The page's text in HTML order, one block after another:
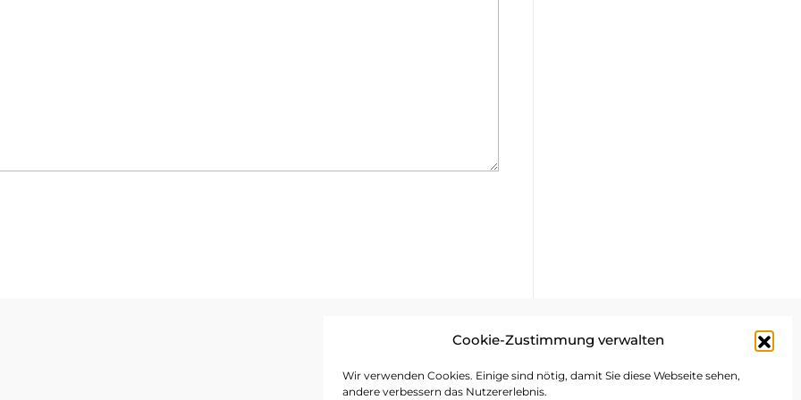
Cookie-Zustimmung verwalten
Wir verwenden Cookies. Einige sind nötig, damit Sie diese Webseite sehen,
andere verbessern das Nutzererlebnis.
Datenschutz